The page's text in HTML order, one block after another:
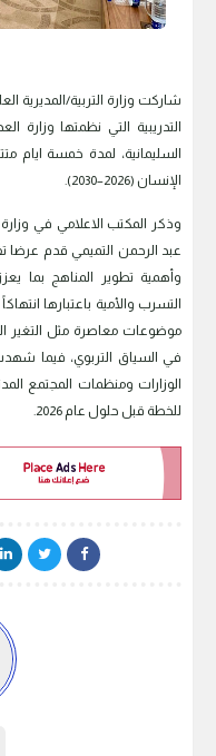
شاركت وزارة التربية/المديرية
التدريبية التي نظمتها وزارة
السليمانية، لمدة خمسة ايام
الإنسان (2026–2030).
وذكر المكتب الاعلامي في
عبد الرحمن التميمي قدم عرضا
وأهمية تطوير المناهج بما
التسرب والأمية باعتبارها
موضوعات معاصرة مثل التغير
في السياق التربوي، فيما
الوزارات ومنظمات المجتمع
للخطة قبل حلول عام 2026.